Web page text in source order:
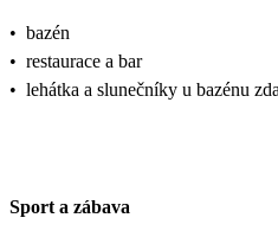
• bazén
• restaurace a bar
• lehátka a slunečníky u bazénu
Sport a zábava